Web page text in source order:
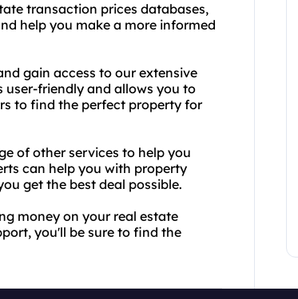
transaction prices databases,
help you make a more informed
gain access to our extensive
friendly and allows you to
to find the perfect property for
of other services to help you
can help you with property
get the best deal possible.
money on your real estate
you'll be sure to find the